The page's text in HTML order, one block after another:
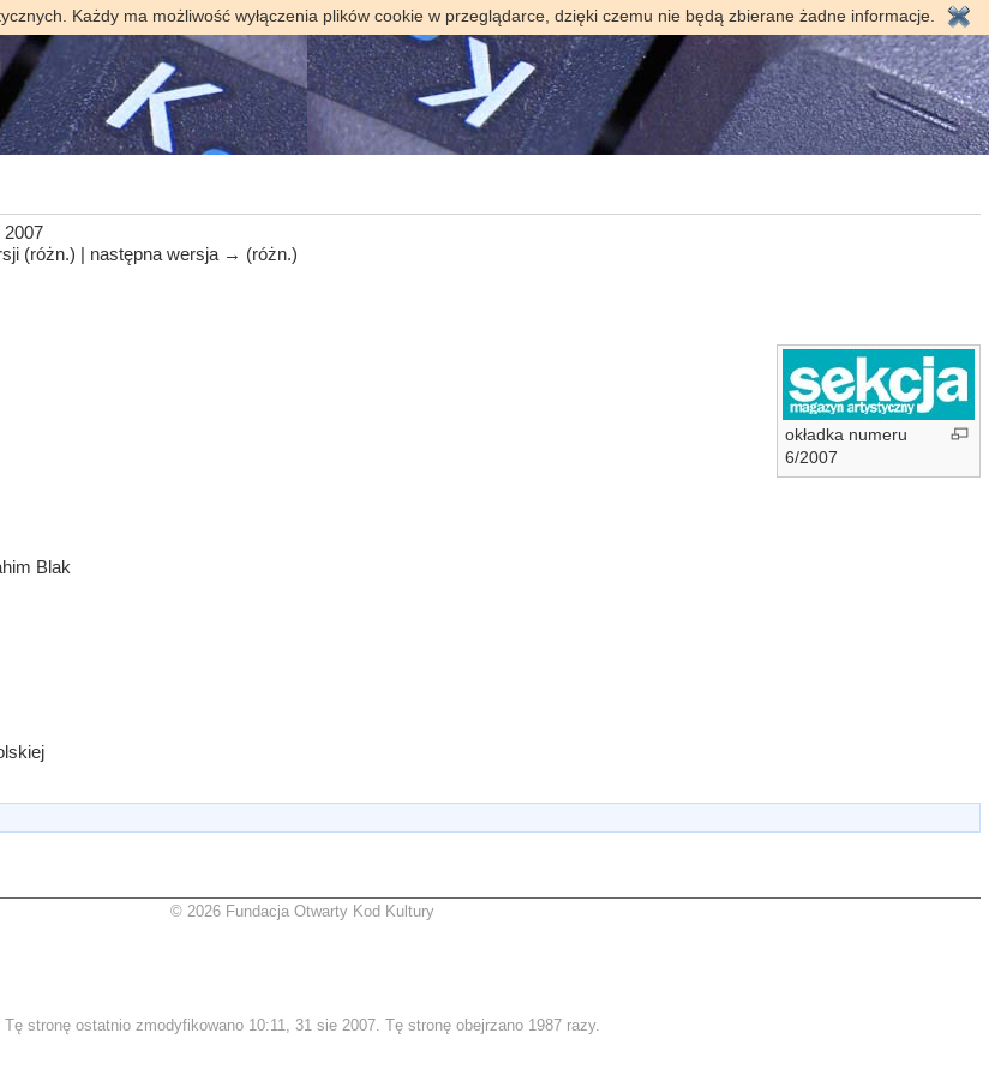
Każdy ma możliwość wyłączenia plików cookie w przeglądarce, dzięki czemu nie będą zbierane żadne informacje.
2007
(różn.) | następna wersja → (różn.)
okładka numeru
6/2007
Blak
© 2026 Fundacja Otwarty Kod Kultury
Tę stronę ostatnio zmodyfikowano 10:11, 31 sie 2007. Tę stronę obejrzano 1987 razy.